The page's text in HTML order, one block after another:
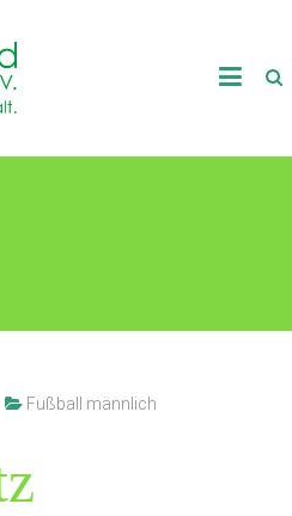
Fußball männlich